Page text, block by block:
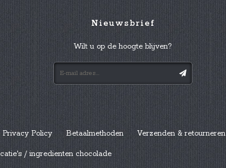
Nieuwsbrief
Wilt u op de hoogte blijven?
Privacy Policy Betaalmethoden Verzenden & retourneren
/ ingredienten chocolade